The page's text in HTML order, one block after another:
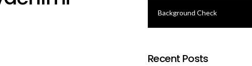
Background Check
Recent Posts